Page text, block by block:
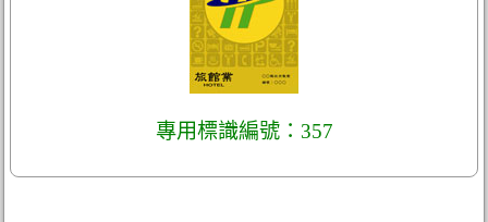
專用標識編號：357